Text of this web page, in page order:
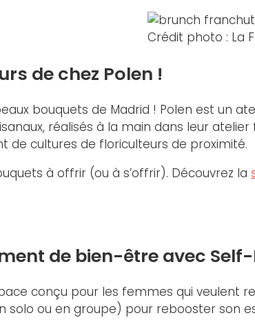
Crédit photo : La
de chez Polen !
bouquets de Madrid ! Polen est un
réalisés à la main dans leur
de cultures de floriculteurs de proximité.
à offrir (ou à s’offrir). Découvrez la
de bien-être avec
conçu pour les femmes qui veulent
solo ou en groupe) pour rebooster son